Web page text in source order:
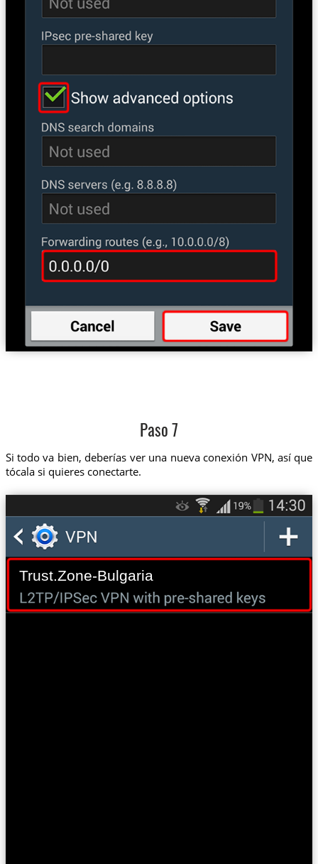
Paso 7
Si todo va bien, deberías ver una nueva conexión VPN, así que
tócala si quieres conectarte.
Trust.Zone-Bulgaria